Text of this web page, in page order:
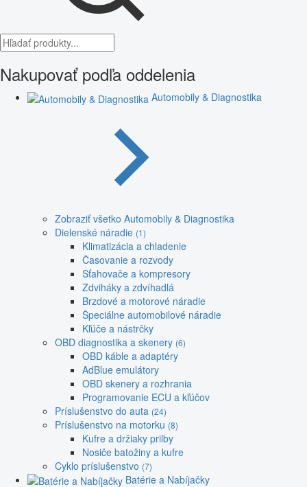
Nakupovať podľa oddelenia
Automobily & Diagnostika
Zobraziť všetko Automobily & Diagnostika
Dielenské náradie (1)
Klimatizácia a chladenie
Časovanie a rozvody
Sťahovače a kompresory
Zdviháky a zdvíhadlá
Brzdové a motorové náradie
Špeciálne automobilové náradie
Kľúče a nástrčky
OBD diagnostika a skenery (6)
OBD káble a adaptéry
AdBlue emulátory
OBD skenery a rozhrania
Programovanie ECU a kľúčov
Príslušenstvo do auta (24)
Príslušenstvo na motorku (8)
Kufre a držiaky prilby
Nosiče batožiny a kufre
Cyklo príslušenstvo (7)
Batérie a Nabíjačky